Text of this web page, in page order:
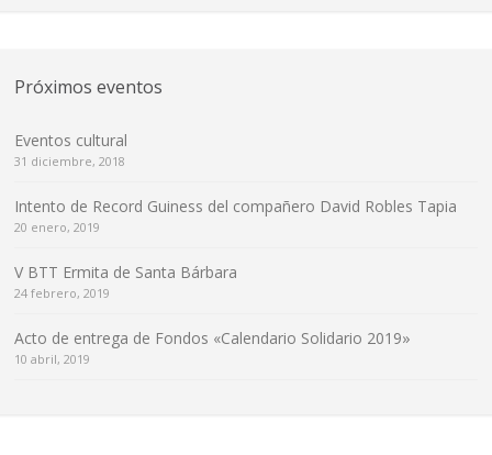
Próximos eventos
Eventos cultural
31 diciembre, 2018
Intento de Record Guiness del compañero David Robles Tapia
20 enero, 2019
V BTT Ermita de Santa Bárbara
24 febrero, 2019
Acto de entrega de Fondos «Calendario Solidario 2019»
10 abril, 2019